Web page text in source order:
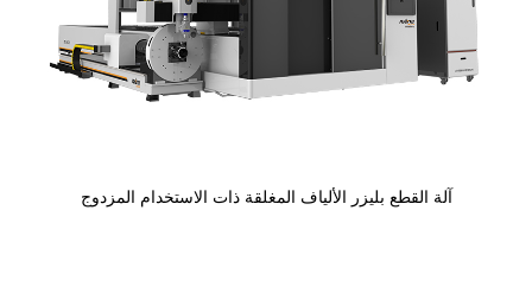
آلة القطع بليزر الألياف المغلقة ذات الاستخدام المزدوج